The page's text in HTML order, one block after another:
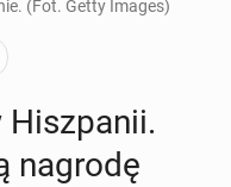
(Fot. Getty Images)
Hisz­pa­nii.
nagrodę